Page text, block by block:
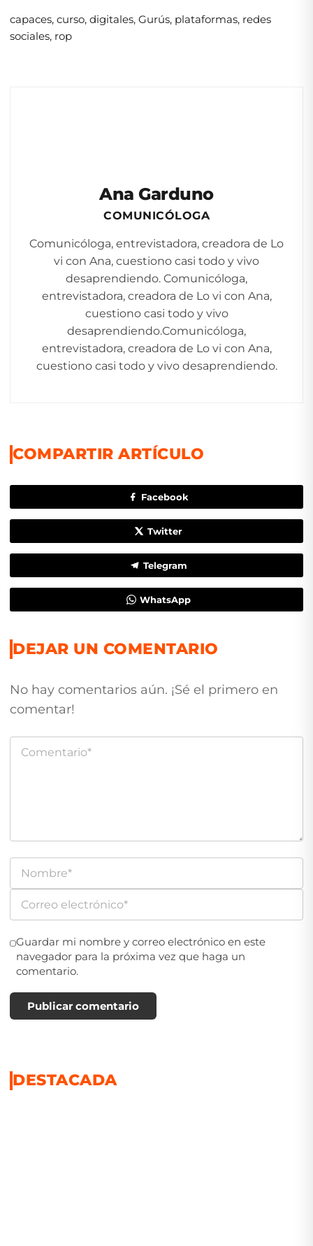
capaces, curso, digitales, Gurús, plataformas, redes
sociales, rop
Ana Garduno
COMUNICÓLOGA
Comunicóloga, entrevistadora, creadora de Lo
vi con Ana, cuestiono casi todo y vivo
desaprendiendo. Comunicóloga,
entrevistadora, creadora de Lo vi con Ana,
cuestiono casi todo y vivo
desaprendiendo.Comunicóloga,
entrevistadora, creadora de Lo vi con Ana,
cuestiono casi todo y vivo desaprendiendo.
COMPARTIR ARTÍCULO
Facebook
Twitter
Telegram
WhatsApp
DEJAR UN COMENTARIO
No hay comentarios aún. ¡Sé el primero en
comentar!
Guardar mi nombre y correo electrónico en este
navegador para la próxima vez que haga un
comentario.
Publicar comentario
DESTACADA